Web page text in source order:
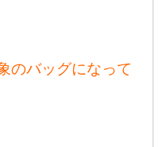
のバッグになって